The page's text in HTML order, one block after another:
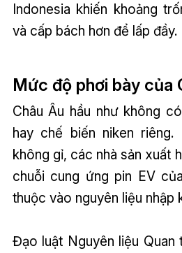
Indonesia khiến khoảng
và cấp bách hơn để lấp đầy.
Mức độ phơi bày của
Châu Âu hầu như không
hay chế biến niken riêng.
không gỉ, các nhà sản xuất
chuỗi cung ứng pin EV
thuộc vào nguyên liệu nhập
Đạo luật Nguyên liệu Quan